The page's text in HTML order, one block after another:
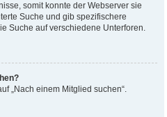
somit konnte der Webserver sie
Suche und gib spezifischere
Suche auf verschiedene Unterforen.
„Nach einem Mitglied suchen“.